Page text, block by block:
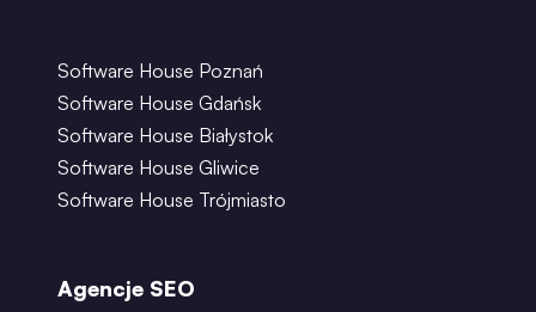
Software House Poznań
Software House Gdańsk
Software House Białystok
Software House Gliwice
Software House Trójmiasto
Agencje SEO